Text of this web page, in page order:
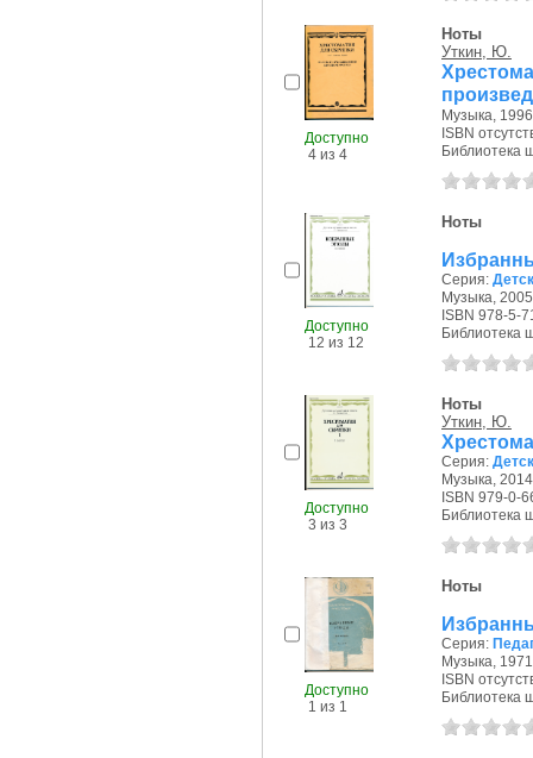
Доступно
4 из 4
Ноты
Уткин, Ю.
Музыка, 1996
ISBN
Библиотека
Доступно
12 из 12
Ноты
Серия:
Музыка, 2005
ISBN 978-5-
Библиотека
Доступно
3 из 3
Ноты
Уткин, Ю.
Серия:
Музыка,
ISBN 979-0-
Библиотека
Доступно
1 из 1
Ноты
Серия:
Музыка, 1971
ISBN
Библиотека